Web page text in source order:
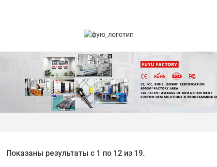
Показаны результаты с 1 по 12 из 19.